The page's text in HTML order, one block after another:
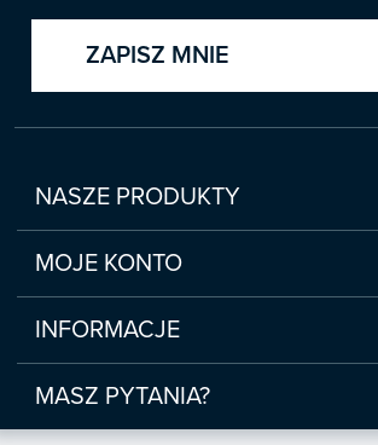
ZAPISZ MNIE
NASZE PRODUKTY
Nowości
Zapowiedzi
Bestsellery
Czasopisma
Webinaria/Szkolenia
Prawo Pracy i ZUS
Podatki
MOJE KONTO
Moje konto
Moje produkty
Historia zakupów
Moje zgody
INFORMACJE
Regulamin sklepu internetowego
(www.sklep.infor.pl)
Płatność
MASZ PYTANIA?
 bok@infor.pl